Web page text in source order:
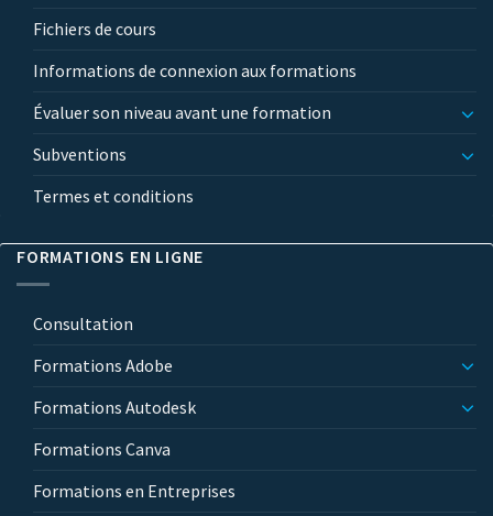
Fichiers de cours
Informations de connexion aux formations
Évaluer son niveau avant une formation
Subventions
Termes et conditions
FORMATIONS EN LIGNE
Consultation
Formations Adobe
Formations Autodesk
Formations Canva
Formations en Entreprises